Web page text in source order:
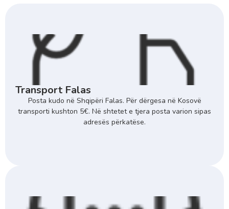
Transport Falas
Posta kudo në Shqipëri Falas. Për dërgesa në Kosovë
transporti kushton 5€. Në shtetet e tjera posta varion sipas
adresës përkatëse.